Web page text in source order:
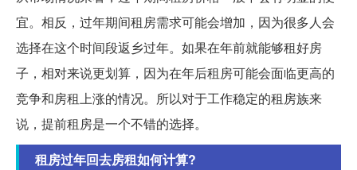
宜。相反，过年期间租房需求可能会增加，因为很多人会
选择在这个时间段返乡过年。如果在年前就能够租好房
子，相对来说更划算，因为在年后租房可能会面临更高的
竞争和房租上涨的情况。所以对于工作稳定的租房族来
说，提前租房是一个不错的选择。
租房过年回去房租如何计算?